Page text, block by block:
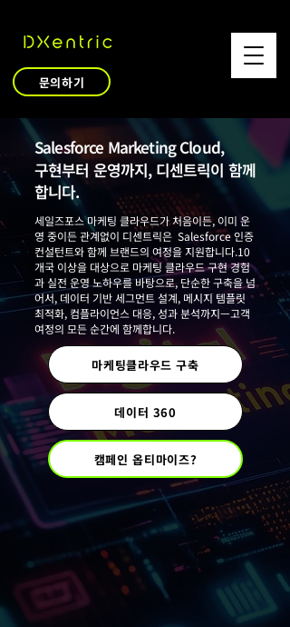
문의하기
Salesforce Marketing Cloud,
​구현부터 운영까지, 디센트릭이 함께
합니다.
세일즈포스 마케팅 클라우드가 처음이든, 이미 운
영 중이든 관계없이 디센트릭은 Salesforce 인증
컨설턴트와 함께 브랜드의 여정을 지원합니다.10
개국 이상을 대상으로 마케팅 클라우드 구현 경험
과 실전 운영 노하우를 바탕으로, 단순한 구축을 넘
어서, 데이터 기반 세그먼트 설계, 메시지 템플릿
최적화, 컴플라이언스 대응, 성과 분석까지—고객
여정의 모든 순간에 함께합니다.
마케팅클라우드 구축
데이터 360
캠페인 옵티마이즈?